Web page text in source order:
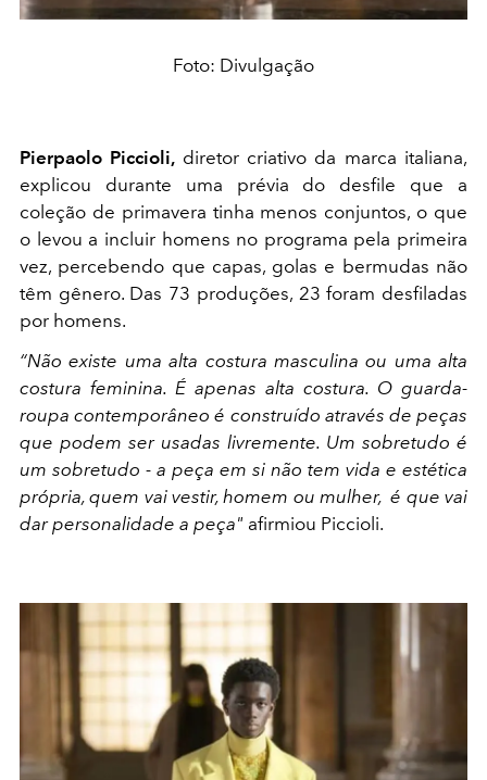
Foto: Divulgação
Pierpaolo Piccioli, diretor criativo da marca italiana,
explicou durante uma prévia do desfile que a
coleção de primavera tinha menos conjuntos, o que
o levou a incluir homens no programa pela primeira
vez, percebendo que capas, golas e bermudas não
têm gênero. Das 73 produções, 23 foram desfiladas
por homens.
“Não existe uma alta costura masculina ou uma alta
costura feminina. É apenas alta costura. O guarda-
roupa contemporâneo é construído através de peças
que podem ser usadas livremente. Um sobretudo é
um sobretudo - a peça em si não tem vida e estética
própria, quem vai vestir, homem ou mulher, é que vai
dar personalidade a peça" afirmiou Piccioli.